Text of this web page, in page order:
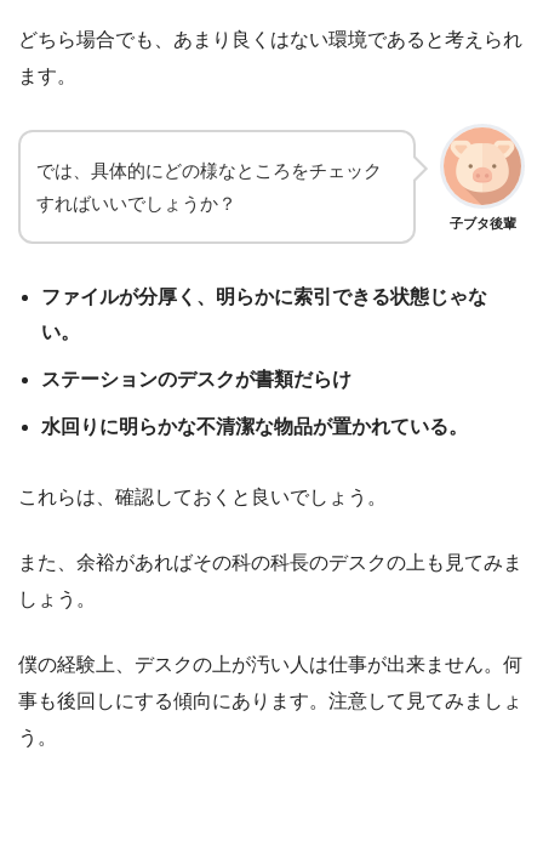
どちら場合でも、あまり良くはない環境であると考えられ
ます。
子ブタ後輩
では、具体的にどの様なところをチェック
すればいいでしょうか？
ファイルが分厚く、明らかに索引できる状態じゃな
い。
ステーションのデスクが書類だらけ
水回りに明らかな不清潔な物品が置かれている。
これらは、確認しておくと良いでしょう。
また、余裕があればその科の科長のデスクの上も見てみま
しょう。
僕の経験上、デスクの上が汚い人は仕事が出来ません。何
事も後回しにする傾向にあります。注意して見てみましょ
う。